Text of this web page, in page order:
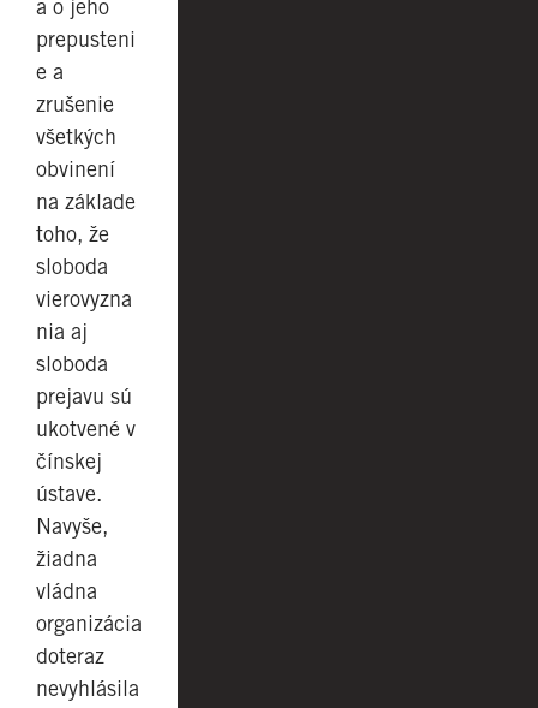
a o jeho
prepusteni
e a
zrušenie
všetkých
obvinení
na základe
toho, že
sloboda
vierovyzna
nia aj
sloboda
prejavu sú
ukotvené v
čínskej
ústave.
Navyše,
žiadna
vládna
organizácia
doteraz
nevyhlásila